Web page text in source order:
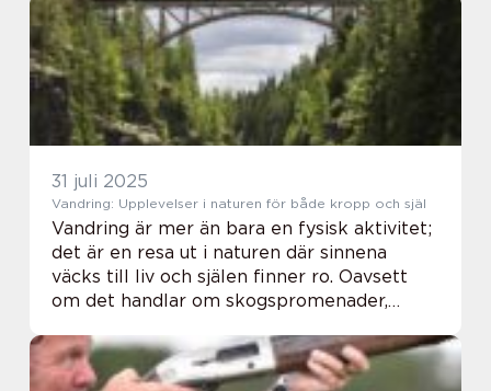
31 juli 2025
Vandring: Upplevelser i naturen för både kropp och själ
Vandring är mer än bara en fysisk aktivitet;
det är en resa ut i naturen där sinnena
väcks till liv och själen finner ro. Oavsett
om det handlar om skogspromenader,
vildmar...